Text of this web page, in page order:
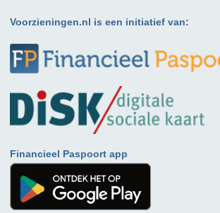
Voorzieningen.nl is een initiatief van:
Financieel Paspoort app